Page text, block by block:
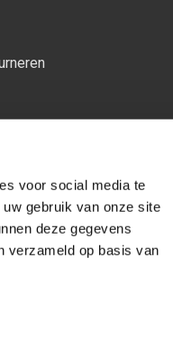
voor social media te
gebruik van onze site
deze gegevens
verzameld op basis van